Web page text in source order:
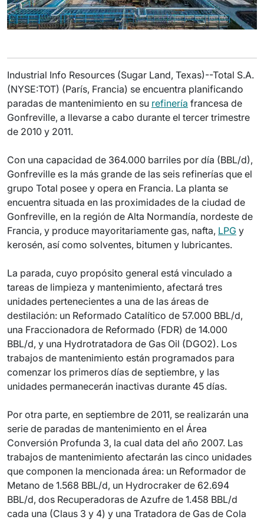
Industrial Info Resources (Sugar Land, Texas)--Total S.A.
(NYSE:TOT) (París, Francia) se encuentra planificando
paradas de mantenimiento en su refinería francesa de
Gonfreville, a llevarse a cabo durante el tercer trimestre
de 2010 y 2011.
Con una capacidad de 364.000 barriles por día (BBL/d),
Gonfreville es la más grande de las seis refinerías que el
grupo Total posee y opera en Francia. La planta se
encuentra situada en las proximidades de la ciudad de
Gonfreville, en la región de Alta Normandía, nordeste de
Francia, y produce mayoritariamente gas, nafta, LPG y
kerosén, así como solventes, bitumen y lubricantes.
La parada, cuyo propósito general está vinculado a
tareas de limpieza y mantenimiento, afectará tres
unidades pertenecientes a una de las áreas de
destilación: un Reformado Catalítico de 57.000 BBL/d,
una Fraccionadora de Reformado (FDR) de 14.000
BBL/d, y una Hydrotratadora de Gas Oil (DGO2). Los
trabajos de mantenimiento están programados para
comenzar los primeros días de septiembre, y las
unidades permanecerán inactivas durante 45 días.
Por otra parte, en septiembre de 2011, se realizarán una
serie de paradas de mantenimiento en el Área
Conversión Profunda 3, la cual data del año 2007. Las
trabajos de mantenimiento afectarán las cinco unidades
que componen la mencionada área: un Reformador de
Metano de 1.568 BBL/d, un Hydrocraker de 62.694
BBL/d, dos Recuperadoras de Azufre de 1.458 BBL/d
cada una (Claus 3 y 4) y una Tratadora de Gas de Cola